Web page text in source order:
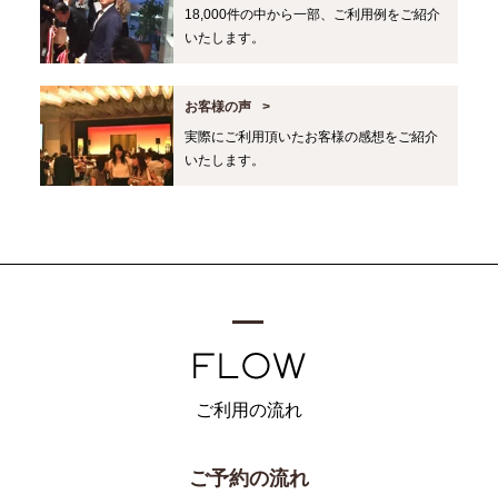
18,000件の中から一部、ご利用例をご紹介
いたします。
お客様の声
実際にご利用頂いたお客様の感想をご紹介
いたします。
ご利用の流れ
ご予約の流れ